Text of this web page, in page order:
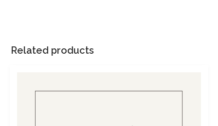
Related products